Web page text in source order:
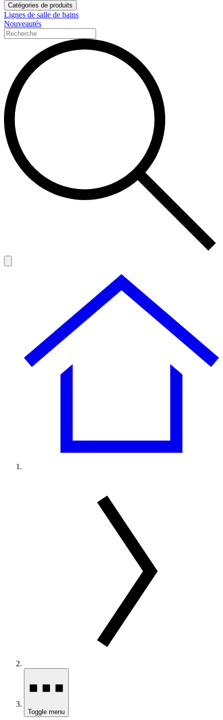
Catégories de produits
Lignes de salle de bains
Nouveautés
Toggle menu